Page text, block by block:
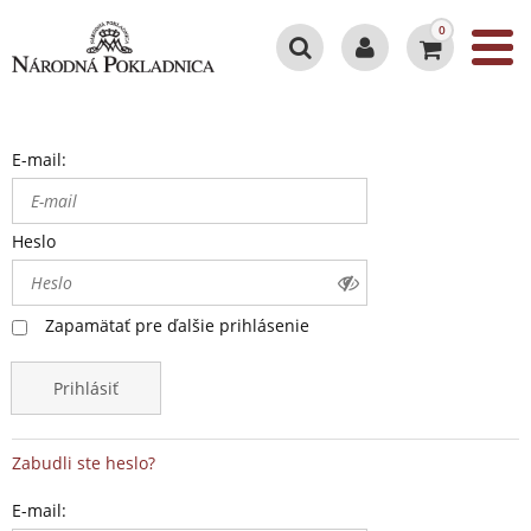
0
E-mail:
Heslo
Zapamätať pre ďalšie prihlásenie
Prihlásiť
Zabudli ste heslo?
E-mail: